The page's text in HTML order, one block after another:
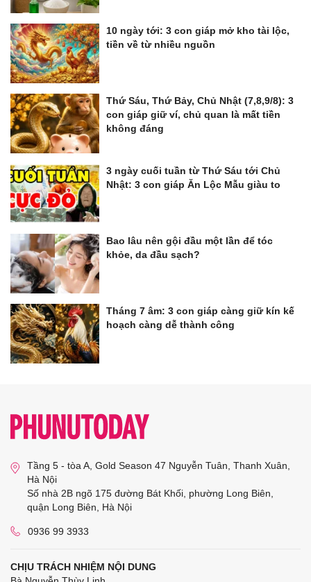
10 ngày tới: 3 con giáp mở kho tài lộc,
tiền về từ nhiều nguồn
Thứ Sáu, Thứ Bảy, Chủ Nhật (7,8,9/8): 3
con giáp giữ ví, chủ quan là mất tiền
không đáng
3 ngày cuối tuần từ Thứ Sáu tới Chủ
Nhật: 3 con giáp Ăn Lộc Mẫu giàu to
Bao lâu nên gội đầu một lần để tóc
khỏe, da đầu sạch?
Tháng 7 âm: 3 con giáp càng giữ kín kế
hoạch càng dễ thành công
Tầng 5 - tòa A, Gold Season 47 Nguyễn Tuân, Thanh Xuân,
Hà Nội
Số nhà 2B ngõ 175 đường Bát Khối, phường Long Biên,
quận Long Biên, Hà Nội
0936 99 3933
CHỊU TRÁCH NHIỆM NỘI DUNG